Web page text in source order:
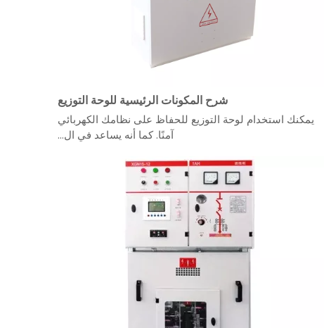
شرح المكونات الرئيسية للوحة التوزيع
يمكنك استخدام لوحة التوزيع للحفاظ على نظامك الكهربائي
آمنًا. كما أنه يساعد في ال...